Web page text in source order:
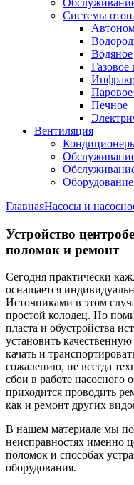
Системы
Водяное
Печное
Вентиляция
ГлавнаяНасосы и
Устройство
поломок и ремонт
Сегодня практически
оснащается
Источниками в этом
простой колодец. Но
пласта и обустройства
установить
качать и
сожалению, не всегда
сбои в работе насосного
приходится проводить
как и ремонт других
В нашем материале мы
неисправностях именно
поломок и способах
оборудования.